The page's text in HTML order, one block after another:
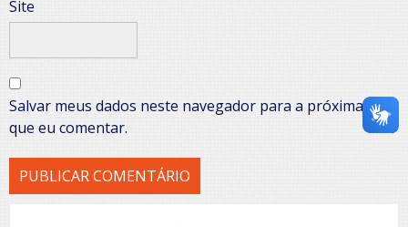
Site
Salvar meus dados neste navegador para a próxima vez
que eu comentar.